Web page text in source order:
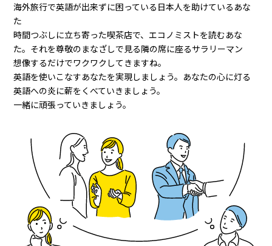
海外旅行で英語が出来ずに困っている日本人を助けているあな
た
時間つぶしに立ち寄った喫茶店で、エコノミストを読むあな
た。それを尊敬のまなざしで見る隣の席に座るサラリーマン
想像するだけでワクワクしてきますね。
英語を使いこなすあなたを実現しましょう。あなたの心に灯る
英語への炎に薪をくべていきましょう。
一緒に頑張っていきましょう。